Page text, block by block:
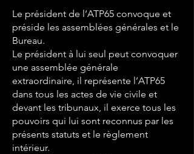
Le président de l’ATP65 convoque et
préside les assemblées générales et le
Bureau.
Le président à lui seul peut convoquer
une assemblée générale
extraordinaire, il représente l’ATP65
dans tous les actes de vie civile et
devant les tribunaux, il exerce tous les
pouvoirs qui lui sont reconnus par les
présents statuts et le règlement
intérieur.